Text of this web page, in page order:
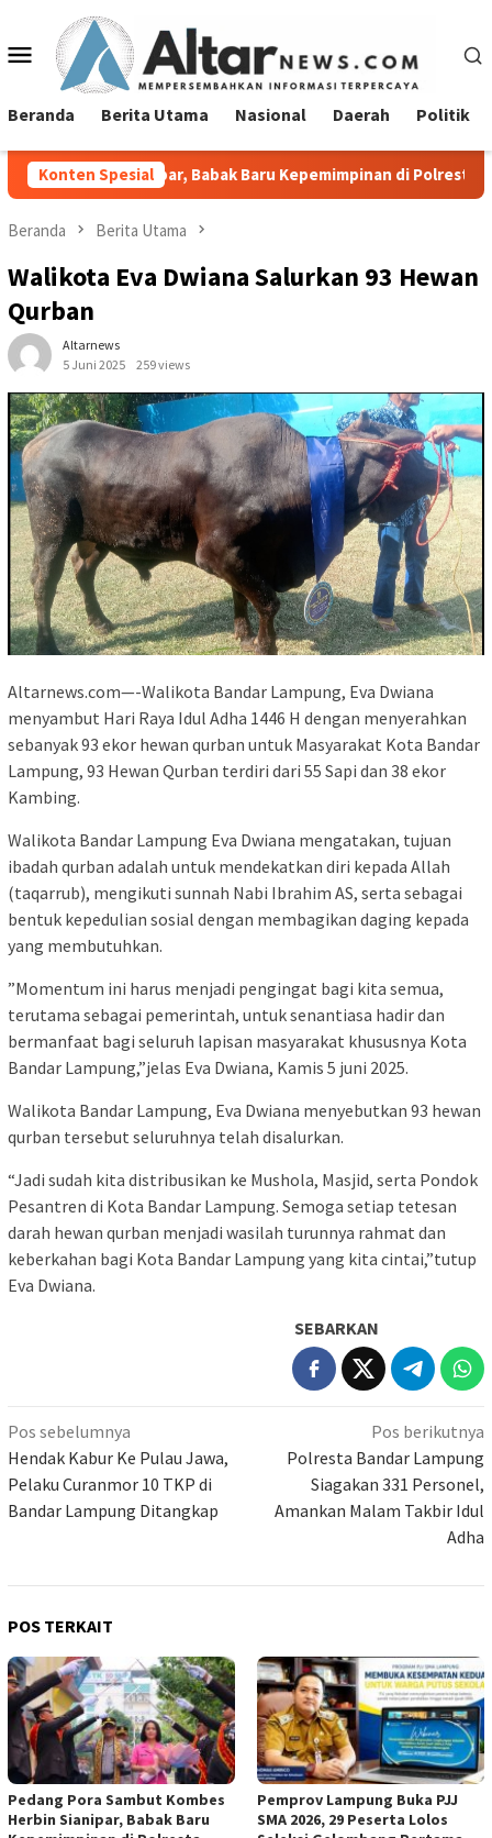
konten Menu
Mobile
Beranda Berita Utama Nasional Daerah Politik
Konten Spesial
Babak Baru Kepemimpinan di Polresta Bandar Lampung
Beranda Berita Utama
Walikota Eva Dwiana Salurkan 93 Hewan
Qurban
Altarnews
5 Juni 2025
259 views
Altarnews.com—-Walikota Bandar Lampung, Eva Dwiana
menyambut Hari Raya Idul Adha 1446 H dengan menyerahkan
sebanyak 93 ekor hewan qurban untuk Masyarakat Kota Bandar
Lampung, 93 Hewan Qurban terdiri dari 55 Sapi dan 38 ekor
Kambing.
Walikota Bandar Lampung Eva Dwiana mengatakan, tujuan
ibadah qurban adalah untuk mendekatkan diri kepada Allah
(taqarrub), mengikuti sunnah Nabi Ibrahim AS, serta sebagai
bentuk kepedulian sosial dengan membagikan daging kepada
yang membutuhkan.
”Momentum ini harus menjadi pengingat bagi kita semua,
terutama sebagai pemerintah, untuk senantiasa hadir dan
bermanfaat bagi seluruh lapisan masyarakat khususnya Kota
Bandar Lampung,”jelas Eva Dwiana, Kamis 5 juni 2025.
Walikota Bandar Lampung, Eva Dwiana menyebutkan 93 hewan
qurban tersebut seluruhnya telah disalurkan.
“Jadi sudah kita distribusikan ke Mushola, Masjid, serta Pondok
Pesantren di Kota Bandar Lampung. Semoga setiap tetesan
darah hewan qurban menjadi wasilah turunnya rahmat dan
keberkahan bagi Kota Bandar Lampung yang kita cintai,”tutup
Eva Dwiana.
SEBARKAN
Navigasi
pos
Pos sebelumnya
Hendak Kabur Ke Pulau Jawa,
Pelaku Curanmor 10 TKP di
Bandar Lampung Ditangkap
Pos berikutnya
Polresta Bandar Lampung
Siagakan 331 Personel,
Amankan Malam Takbir Idul
Adha
POS TERKAIT
Pedang Pora Sambut Kombes
Herbin Sianipar, Babak Baru
Pemprov Lampung Buka PJJ
SMA 2026, 29 Peserta Lolos